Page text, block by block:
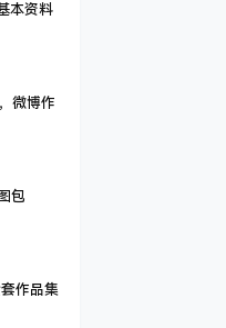
本资料
微博作
包
作品集